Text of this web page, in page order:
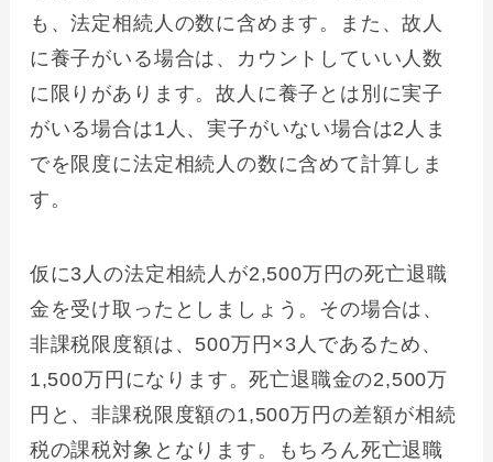
も、法定相続人の数に含めます。また、故人
に養子がいる場合は、カウントしていい人数
に限りがあります。故人に養子とは別に実子
がいる場合は1人、実子がいない場合は2人ま
でを限度に法定相続人の数に含めて計算しま
す。
仮に3人の法定相続人が2,500万円の死亡退職
金を受け取ったとしましょう。その場合は、
非課税限度額は、500万円×3人であるため、
1,500万円になります。死亡退職金の2,500万
円と、非課税限度額の1,500万円の差額が相続
税の課税対象となります。もちろん死亡退職